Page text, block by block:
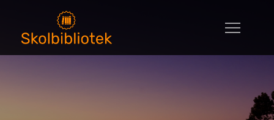
content
skolbibliotek.se
skolbibliotek.se – allt om litteratur,
utbildningar och böcker